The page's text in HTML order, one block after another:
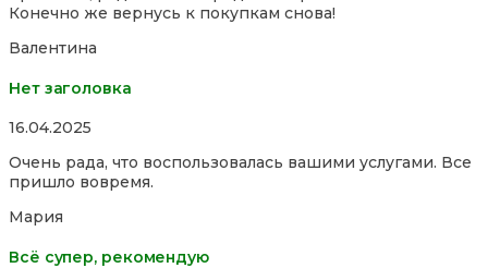
Конечно же вернусь к покупкам снова!
Валентина
Нет заголовка
Rated
out
of
16.04.2025
Очень рада, что воспользовалась вашими услугами. Все
пришло вовремя.
Мария
Всё супер, рекомендую